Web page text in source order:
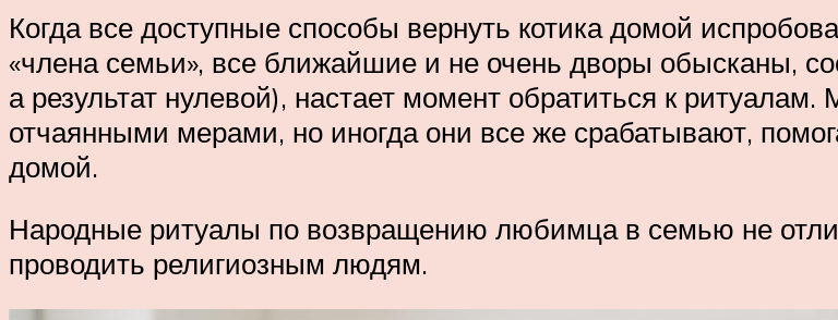
Когда все доступные способы вернуть котика домой
«члена семьи», все ближайшие и не очень дворы обысканы,
а результат нулевой), настает момент обратиться к
отчаянными мерами, но иногда они все же срабатывают,
домой.
Народные ритуалы по возвращению любимца в семью не
проводить религиозным людям.